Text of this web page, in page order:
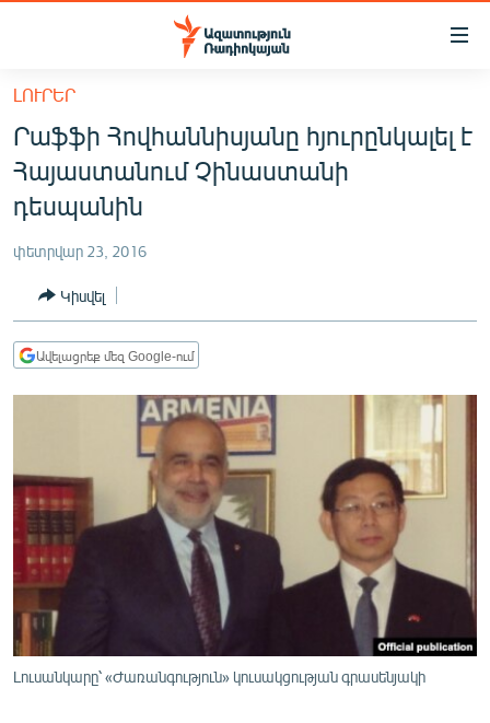
Մատչելիության
հիմնական
բովանդակությանը
Անցնել
հիմնական
մենյուին
ՀԱՅԱՍՏԱՆ
ՔԱՂԱՔԱԿԱՆ
ՀԱՍԱՐԱԿՈՒԹՅՈՒՆ
ՏՆՏԵՍՈՒԹՅՈՒՆ
ՂԱՐԱԲԱՂ
ՊԱՏԵՐԱԶՄԻ 6 ՇԱԲԱԹՆԵՐԸ
ՏԱՐԱԾԱՇՐՋԱՆ
ՄԻՋԱԶԳԱՅԻՆ
ՄՇԱԿՈՒՅԹ
ՍՊՈՐՏ
ՄԵԿՆԱԲԱՆՈՒԹՅՈՒՆ
ՏՏ ԵՒ ԻՆՏԵՐՆԵՏ
ԼՈՒՐԵՐ
Րաֆֆի Հովհաննիսյանը հյուրընկալել է
Հայաստանում Չինաստանի
դեսպանին
փետրվար 23, 2016
Կիսվել
Ավելացրեք մեզ Google-ում
Լուսանկարը՝ «Ժառանգություն» կուսակցության գրասենյակի